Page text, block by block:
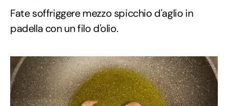
Fate soffriggere mezzo spicchio d'aglio in
padella con un filo d'olio.